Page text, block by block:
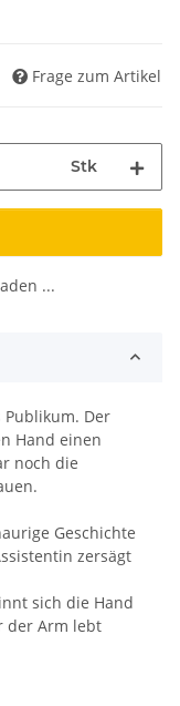
Frage zum Artikel
Stk
...
Publikum. Der
Hand einen
noch die
Geschichte
zersägt
sich die Hand
der Arm lebt